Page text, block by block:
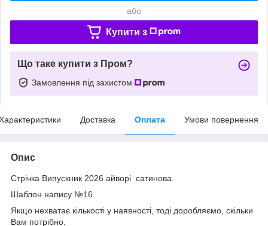
або
Купити з
Що таке купити з Пром?
Замовлення під захистом
Доставка Оплата Умови повернення
Опис
Стрічка Випускник 2026 айворі сатинова.
Шаблон напису №16
Якщо нехватає кількості у наявності, тоді доробляємо, скільки
Вам потрібно.